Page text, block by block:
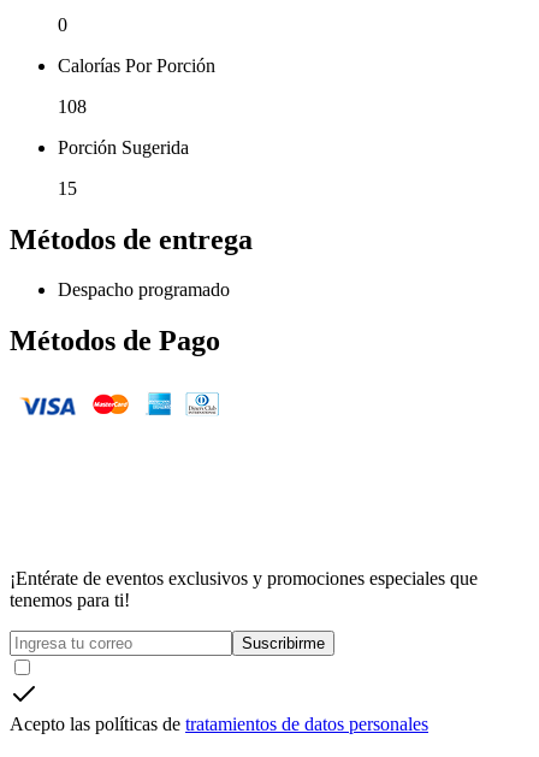
0
Calorías Por Porción
108
Porción Sugerida
15
Métodos de entrega
Despacho programado
Métodos de Pago
¡Entérate de eventos exclusivos y promociones especiales que
tenemos para ti!
Suscribirme
Acepto las políticas de tratamientos de datos personales